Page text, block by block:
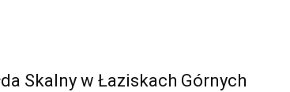
Skalny w Łaziskach Górnych